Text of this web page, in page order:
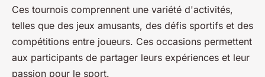
Ces tournois comprennent une variété d'activités,
telles que des jeux amusants, des défis sportifs et des
compétitions entre joueurs. Ces occasions permettent
aux participants de partager leurs expériences et leur
passion pour le sport.